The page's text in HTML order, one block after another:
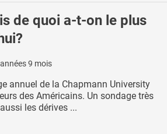
de quoi a-t-on le plus
9 mois
annuel de la Chapmann University
des Américains. Un sondage très
les dérives ...